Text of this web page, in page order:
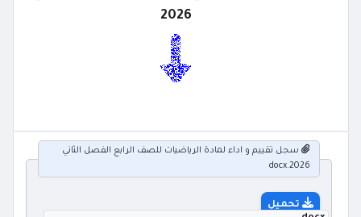
2026
سجل تقييم و اداء لمادة الرياضيات للصف الرابع الفصل الثاني
2026.docx
تحميل